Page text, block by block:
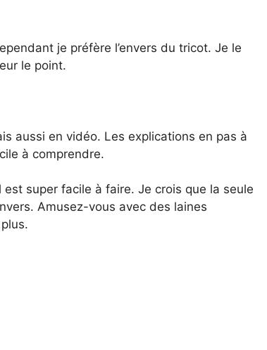
je préfère l’envers du tricot. Je le
le point.
aussi en vidéo. Les explications en pas à
à comprendre.
est super facile à faire. Je crois que la seule
Amusez-vous avec des laines